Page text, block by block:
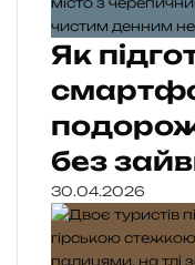
Як
без
30.04.2026